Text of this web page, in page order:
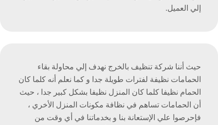
إلي العميل.
حيث أننا شركة تنظيف بالخرج نهدف إلي محاولة بقاء
الحمامات نظيفة لفترات طويلة جدا و كما نعلم أنه كلما كان
الحمام نظيفا كلما كان المنزل نظيفا بشكل كبير جدا ، حيث
أن الحمامات تساهم في نظافة مكونات المنزل الأخري ،
فإحرصوا علي الإستعانة بنا و بخدماتنا في أي وقت من